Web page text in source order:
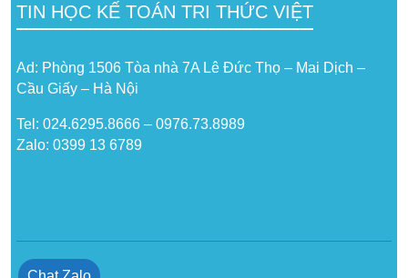
TIN HỌC KẾ TOÁN TRI THỨC VIỆT
Ad: Phòng 1506 Tòa nhà 7A Lê Đức Thọ – Mai Dịch –
Cầu Giấy – Hà Nội
Tel: 024.6295.8666 – 0976.73.8989
Zalo: 0399 13 6789